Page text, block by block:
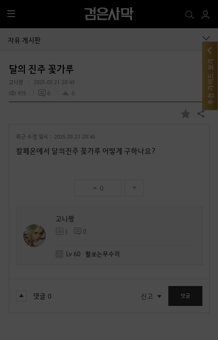
전
체
메
자유 게시판
달의 진주 꽃가루
고니짱
2025.03.21 20:45
975
0 0
즐
공유하기
최근 수정 일시 : 2025.03.21 20:45
칼페온에서 달의진주 꽃가루 어떻게 구하나요?
0
고니짱
1 0
Lv 60 활쏘는무수리
댓글 0 신고 댓글
추천 가이드 보기